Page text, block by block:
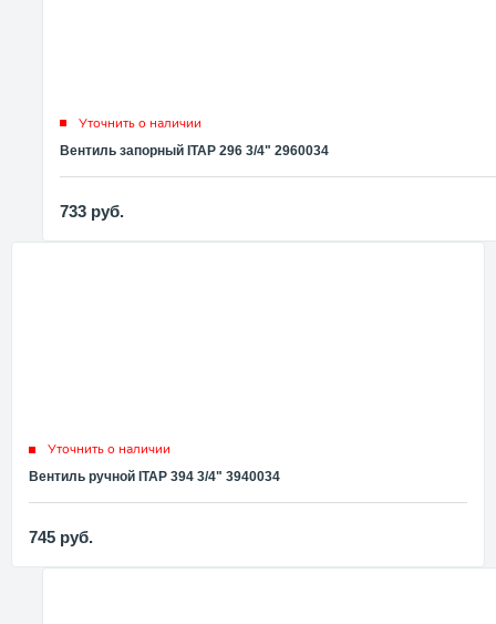
Уточнить о наличии
Вентиль запорный ITAP 296 3/4" 2960034
733 руб.
Уточнить о наличии
Вентиль ручной ITAP 394 3/4" 3940034
745 руб.